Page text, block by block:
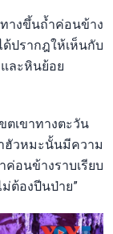
งขึ้นถ้ำค่อนข้าง
ด้ปรากฎให้เห็นกับ
ละหินย้อย
ตเขาทางตะวัน
ฮัวหมะนั้นมีความ
ค่อนข้างราบเรียบ
ต้องปีนป่าย”